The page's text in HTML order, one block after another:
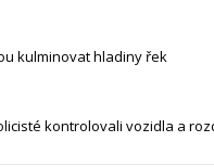
kulminovat hladiny řek
kontrolovali vozidla a